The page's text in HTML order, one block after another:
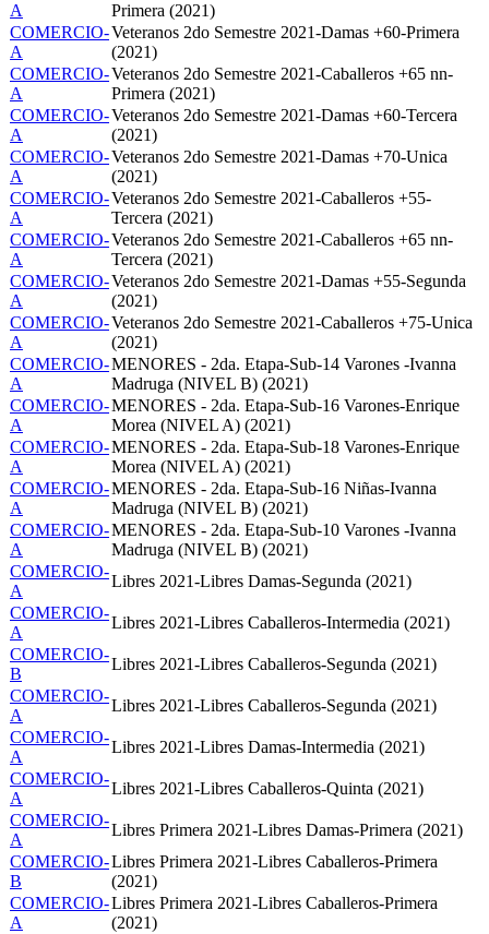
A
Primera (2021)
COMERCIO-
A
Veteranos 2do Semestre 2021-Damas +60-Primera
(2021)
COMERCIO-
A
Veteranos 2do Semestre 2021-Caballeros +65 nn-
Primera (2021)
COMERCIO-
A
Veteranos 2do Semestre 2021-Damas +60-Tercera
(2021)
COMERCIO-
A
Veteranos 2do Semestre 2021-Damas +70-Unica
(2021)
COMERCIO-
A
Veteranos 2do Semestre 2021-Caballeros +55-
Tercera (2021)
COMERCIO-
A
Veteranos 2do Semestre 2021-Caballeros +65 nn-
Tercera (2021)
COMERCIO-
A
Veteranos 2do Semestre 2021-Damas +55-Segunda
(2021)
COMERCIO-
A
Veteranos 2do Semestre 2021-Caballeros +75-Unica
(2021)
COMERCIO-
A
MENORES - 2da. Etapa-Sub-14 Varones -Ivanna
Madruga (NIVEL B) (2021)
COMERCIO-
A
MENORES - 2da. Etapa-Sub-16 Varones-Enrique
Morea (NIVEL A) (2021)
COMERCIO-
A
MENORES - 2da. Etapa-Sub-18 Varones-Enrique
Morea (NIVEL A) (2021)
COMERCIO-
A
MENORES - 2da. Etapa-Sub-16 Niñas-Ivanna
Madruga (NIVEL B) (2021)
COMERCIO-
A
MENORES - 2da. Etapa-Sub-10 Varones -Ivanna
Madruga (NIVEL B) (2021)
COMERCIO-
A
Libres 2021-Libres Damas-Segunda (2021)
COMERCIO-
A
Libres 2021-Libres Caballeros-Intermedia (2021)
COMERCIO-
B
Libres 2021-Libres Caballeros-Segunda (2021)
COMERCIO-
A
Libres 2021-Libres Caballeros-Segunda (2021)
COMERCIO-
A
Libres 2021-Libres Damas-Intermedia (2021)
COMERCIO-
A
Libres 2021-Libres Caballeros-Quinta (2021)
COMERCIO-
A
Libres Primera 2021-Libres Damas-Primera (2021)
COMERCIO-
B
Libres Primera 2021-Libres Caballeros-Primera
(2021)
COMERCIO-
A
Libres Primera 2021-Libres Caballeros-Primera
(2021)